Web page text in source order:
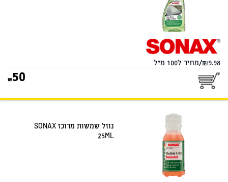
9.98/מחיר ל100 מ"ל
50
נוזל שמשות מרוכז SONAX
25ML